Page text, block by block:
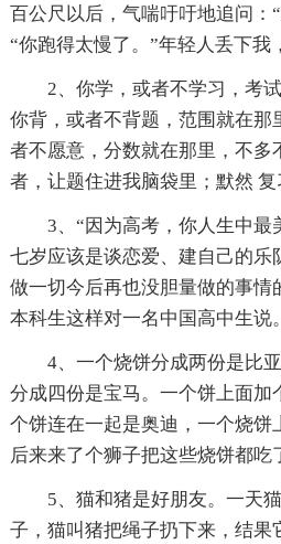
百公尺以后，气喘吁吁地追问：
“你跑得太慢了。”年轻人丢下我
2、你学，或者不学习，考
你背，或者不背题，范围就在那
者不愿意，分数就在那里，不多
者，让题住进我脑袋里；默然
3、“因为高考，你人生中
七岁应该是谈恋爱、建自己的乐
做一切今后再也没胆量做的事
本科生这样对一名中国高中生说。
4、一个烧饼分成两份是比
分成四份是宝马。一个饼上面加
个饼连在一起是奥迪，一个烧饼
后来来了个狮子把这些烧饼都吃
5、猫和猪是好朋友。一天
子，猫叫猪把绳子扔下来，结果